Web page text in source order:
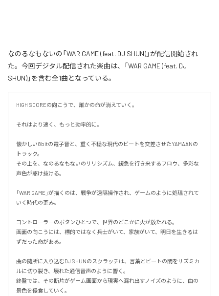
なのるなもないの「WAR GAME (feat. DJ SHUN)」が配信開始され
た。今回デジタル配信された楽曲は、「WAR GAME (feat. DJ
SHUN)」を含む全1曲となっている。
HIGH SCOREの向こうで、誰かの命が消えていく。
それはより速く、もっと効率的に。
懐かしい8bitの電子音と、重く不穏な現代のビートを交差させたYAMAANの
トラック。
その上を、なのるなもないのリリシズム、緩急を行き来するフロウ、多彩な
声色が駆け抜ける。
「WAR GAME」が描くのは、戦争が遠隔操作され、ゲームのように処理されて
いく時代の歪み。
コントローラーのボタンひとつで、世界のどこかに火が放たれる。
画面の向こうには、標的ではなく兵士がいて、家族がいて、明日を生きるは
ずだった命がある。
曲の随所に入り込むDJ SHUNのスクラッチは、言葉とビートの間をリズミカ
ルに切り裂き、壊れた通信音声のように響く。
終盤では、その断片がゲーム画面から現実へ漏れ出すノイズのように、曲の
景色を侵食していく。